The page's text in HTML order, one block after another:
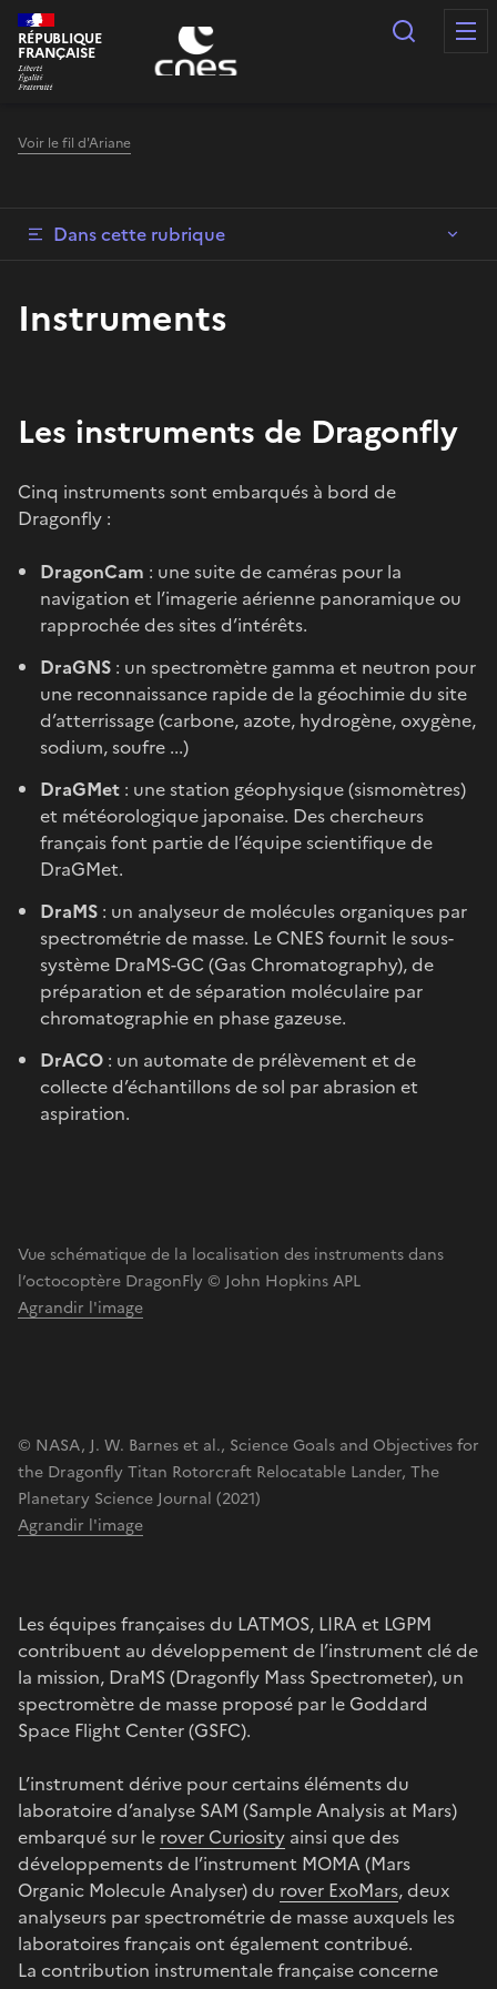
Panneau de gestion des cookies
RÉPUBLIQUE
FRANÇAISE
Voir le fil d'Ariane
Dans cette rubrique
Instruments
Les instruments de Dragonfly
Cinq instruments sont embarqués à bord de
Dragonfly :
DragonCam : une suite de caméras pour la
navigation et l’imagerie aérienne panoramique ou
rapprochée des sites d’intérêts.
DraGNS : un spectromètre gamma et neutron pour
une reconnaissance rapide de la géochimie du site
d’atterrissage (carbone, azote, hydrogène, oxygène,
sodium, soufre ...)
DraGMet : une station géophysique (sismomètres)
et météorologique japonaise. Des chercheurs
français font partie de l’équipe scientifique de
DraGMet.
DraMS : un analyseur de molécules organiques par
spectrométrie de masse. Le CNES fournit le sous-
système DraMS-GC (Gas Chromatography), de
préparation et de séparation moléculaire par
chromatographie en phase gazeuse.
DrACO : un automate de prélèvement et de
collecte d’échantillons de sol par abrasion et
aspiration.
Vue schématique de la localisation des instruments dans
l’octocoptère DragonFly © John Hopkins APL
Agrandir l'image
© NASA, J. W. Barnes et al., Science Goals and Objectives for
the Dragonfly Titan Rotorcraft Relocatable Lander, The
Planetary Science Journal (2021)
Agrandir l'image
Les équipes françaises du LATMOS, LIRA et LGPM
contribuent au développement de l’instrument clé de
la mission, DraMS (Dragonfly Mass Spectrometer), un
spectromètre de masse proposé par le Goddard
Space Flight Center (GSFC).
L’instrument dérive pour certains éléments du
laboratoire d’analyse SAM (Sample Analysis at Mars)
embarqué sur le rover Curiosity ainsi que des
développements de l’instrument MOMA (Mars
Organic Molecule Analyser) du rover ExoMars, deux
analyseurs par spectrométrie de masse auxquels les
laboratoires français ont également contribué.
La contribution instrumentale française concerne